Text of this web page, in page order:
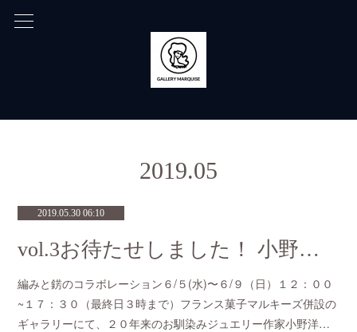
2019.05
2019.05.30 06:10
vol.3お待たせしました！ 小野洋子with坂本愛子
編みと錺のコラボレーション６/５(水)〜６/９（日）１２：００
~１７：３０（最終日３時まで）フランス菓子マルキーズ併設の
ギャラリーにて、２０年来のお馴染みジュエリー作家小野洋…